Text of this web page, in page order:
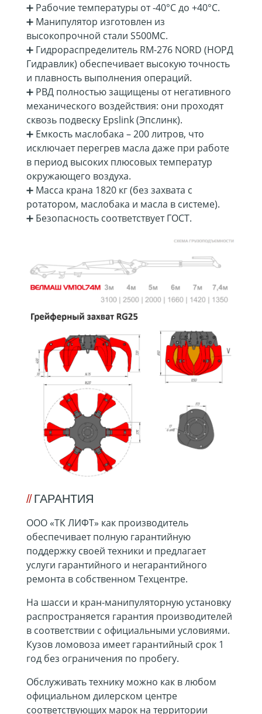
➕ Рабочие температуры от -40°C до +40°C.
➕ Манипулятор изготовлен из
высокопрочной стали S500MC.
➕ Гидрораспределитель RM-276 NORD (НОРД
Гидравлик) обеспечивает высокую точность
и плавность выполнения операций.
➕ РВД полностью защищены от негативного
механического воздействия: они проходят
сквозь подвеску Epslink (Эпслинк).
➕ Емкость маслобака – 200 литров, что
исключает перегрев масла даже при работе
в период высоких плюсовых температур
окружающего воздуха.
➕ Масса крана 1820 кг (без захвата с
ротатором, маслобака и масла в системе).
➕ Безопасность соответствует ГОСТ.
ГАРАНТИЯ
ООО «ТК ЛИФТ» как производитель
обеспечивает полную гарантийную
поддержку своей техники и предлагает
услуги гарантийного и негарантийного
ремонта в собственном Техцентре.
На шасси и кран-манипуляторную установку
распространяется гарантия производителей
в соответствии с официальными условиями.
Кузов ломовоза имеет гарантийный срок 1
год без ограничения по пробегу.
Обслуживать технику можно как в любом
официальном дилерском центре
соответствующих марок на территории